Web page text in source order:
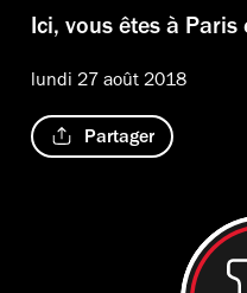
Ici, vous êtes à
lundi 27 août 2018
Partager